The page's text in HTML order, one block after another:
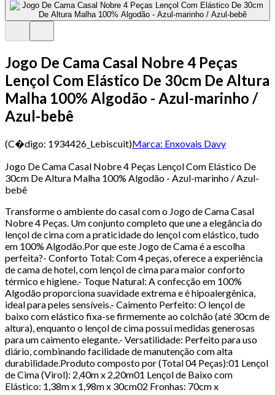
Jogo De Cama Casal Nobre 4 Peças
Lençol Com Elástico De 30cm De Altura
Malha 100% Algodão - Azul-marinho /
Azul-bebê
(C�digo: 1934426_Lebiscuit)Marca: Enxovais Davy
Jogo De Cama Casal Nobre 4 Peças Lençol Com Elástico De
30cm De Altura Malha 100% Algodão - Azul-marinho / Azul-
bebê
Transforme o ambiente do casal com o Jogo de Cama Casal
Nobre 4 Peças. Um conjunto completo que une a elegância do
lençol de cima com a praticidade do lençol com elástico, tudo
em 100% Algodão.Por que este Jogo de Cama é a escolha
perfeita?- Conforto Total: Com 4 peças, oferece a experiência
de cama de hotel, com lençol de cima para maior conforto
térmico e higiene.- Toque Natural: A confecção em 100%
Algodão proporciona suavidade extrema e é hipoalergênica,
ideal para peles sensíveis.- Caimento Perfeito: O lençol de
baixo com elástico fixa-se firmemente ao colchão (até 30cm de
altura), enquanto o lençol de cima possui medidas generosas
para um caimento elegante.- Versatilidade: Perfeito para uso
diário, combinando facilidade de manutenção com alta
durabilidade.Produto composto por (Total 04 Peças):01 Lençol
de Cima (Virol): 2,40m x 2,20m01 Lençol de Baixo com
Elástico: 1,38m x 1,98m x 30cm02 Fronhas: 70cm x